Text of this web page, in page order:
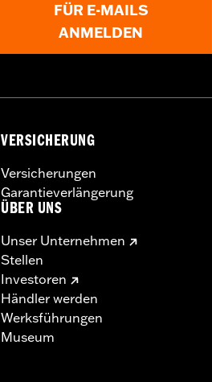
FÜR E-MAILS
ANMELDEN
VERSICHERUNG
Versicherungen
Garantieverlängerung
ÜBER UNS
Unser Unternehmen
Stellen
Investoren
Händler werden
Werksführungen
Museum